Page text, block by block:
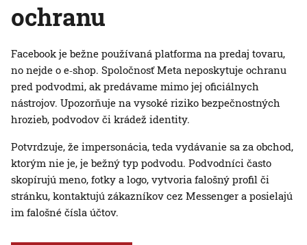
ochranu
Facebook je bežne používaná platforma na predaj tovaru,
no nejde o e‑shop. Spoločnosť Meta neposkytuje ochranu
pred podvodmi, ak predávame mimo jej oficiálnych
nástrojov. Upozorňuje na vysoké riziko bezpečnostných
hrozieb, podvodov či krádež identity.
Potvrdzuje, že impersonácia, teda vydávanie sa za obchod,
ktorým nie je, je bežný typ podvodu. Podvodníci často
skopírujú meno, fotky a logo, vytvoria falošný profil či
stránku, kontaktujú zákazníkov cez Messenger a posielajú
im falošné čísla účtov.